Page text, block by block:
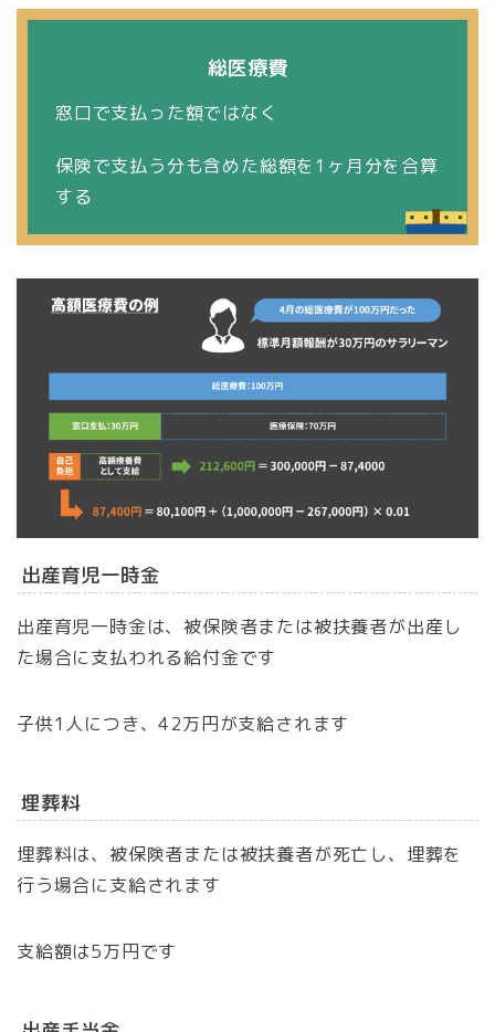
総医療費
窓口で支払った額ではなく
保険で支払う分も含めた総額を1ヶ月分を合算
する
出産育児一時金
出産育児一時金は、被保険者または被扶養者が出産し
た場合に支払われる給付金です
子供1人につき、42万円が支給されます
埋葬料
埋葬料は、被保険者または被扶養者が死亡し、埋葬を
行う場合に支給されます
支給額は5万円です